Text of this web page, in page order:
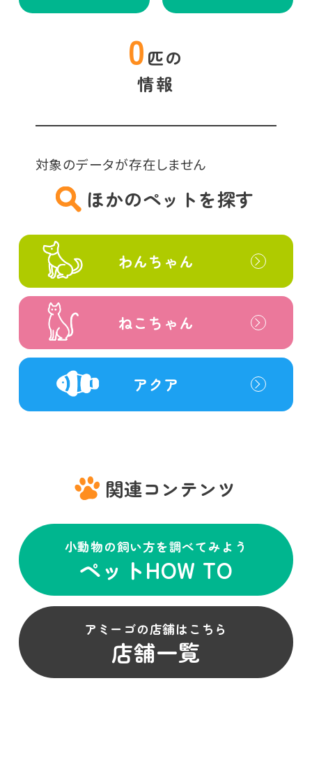
0 匹の
情報
対象のデータが存在しません
ほかのペットを探す
わんちゃん
ねこちゃん
アクア
関連コンテンツ
小動物の飼い方を調べてみよう
ペットHOW TO
アミーゴの店舗はこちら
店舗一覧